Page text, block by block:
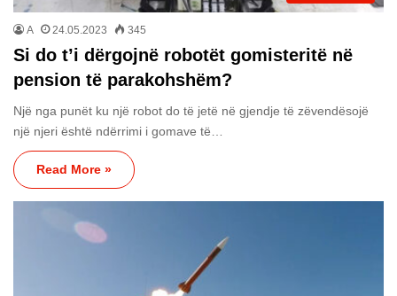
A 24.05.2023 345
Si do t’i dërgojnë robotët gomisteritë në
pension të parakohshëm?
Një nga punët ku një robot do të jetë në gjendje të zëvendësojë
një njeri është ndërrimi i gomave të…
Read More »